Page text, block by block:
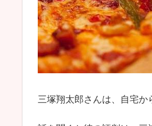
三塚翔太郎さんは、自宅か